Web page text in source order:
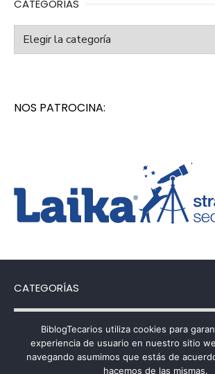
CATEGORÍAS
Categorías
NOS PATROCINA:
CATEGORÍAS
Categorías
BiblogTecarios utiliza cookies para
experiencia de usuario en nuestro sitio
navegando asumimos que estás de
hacemos de las mismas.